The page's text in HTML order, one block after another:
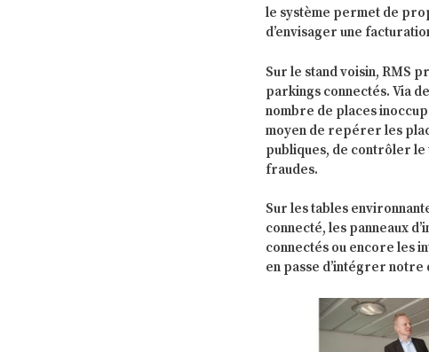
le système permet de
d’envisager une
Sur le stand voisin, RMS
parkings connectés. Via
nombre de places
moyen de repérer les
publiques, de contrôler le
fraudes.
Sur les tables
connecté, les panneaux
connectés ou encore les
en passe d’intégrer